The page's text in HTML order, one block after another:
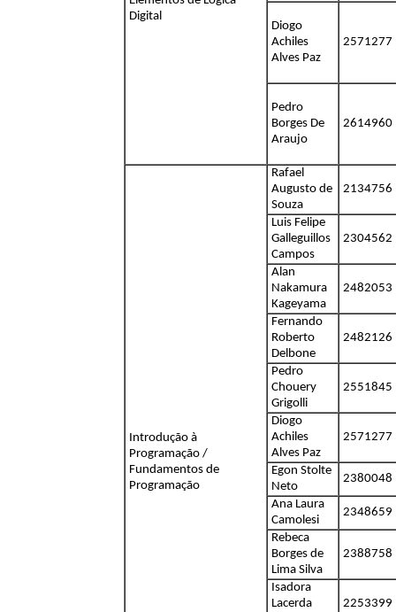
Digital
Diogo
Achiles
Alves Paz
2571277
Pedro
Borges De
Araujo
2614960
Introdução à
Programação /
Fundamentos de
Programação
Rafael
Augusto de
Souza
2134756
Luis Felipe
Galleguillos
Campos
2304562
Alan
Nakamura
Kageyama
2482053
Fernando
Roberto
Delbone
2482126
Pedro
Chouery
Grigolli
2551845
Diogo
Achiles
Alves Paz
2571277
Egon Stolte
Neto
2380048
Ana Laura
Camolesi
2348659
Rebeca
Borges de
Lima Silva
2388758
Isadora
Lacerda
2253399